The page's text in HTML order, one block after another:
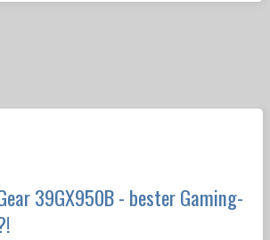
39GX950B - bester Gaming-